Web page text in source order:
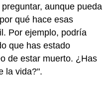
aunque pueda
qué hace esas
Por ejemplo, podría
que has estado
de estar muerto. ¿Has
la vida?".